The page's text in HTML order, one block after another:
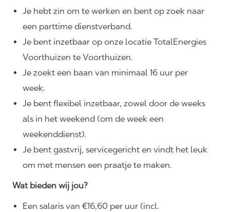
Je hebt zin om te werken en bent op zoek naar
een parttime dienstverband.
Je bent inzetbaar op onze locatie TotalEnergies
Voorthuizen te Voorthuizen.
Je zoekt een baan van minimaal 16 uur per
week.
Je bent flexibel inzetbaar, zowel door de weeks
als in het weekend (om de week een
weekenddienst).
Je bent gastvrij, servicegericht en vindt het leuk
om met mensen een praatje te maken.
Wat bieden wij jou?
Een salaris van €16,60 per uur (incl.